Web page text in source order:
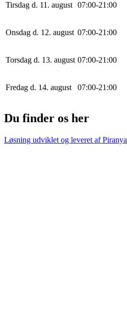
Tirsdag d. 11. august 07:00-21 :00
Onsdag d. 12. august 07:00-21 :00
Torsdag d. 13. august 07:00-21 :00
Fredag d. 14. august 07:00-21 :00
Du finder os her
Løsning udviklet og leveret afPiranya